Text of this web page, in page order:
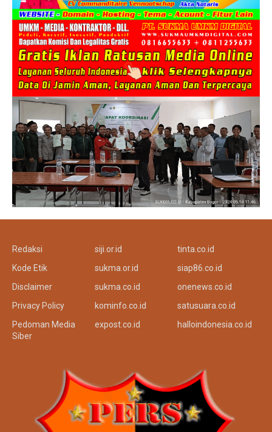
Redaksi
Kode Etik
Disclaimer
Privacy Policy
Pedoman Media
Siber
siji.or.id
sukma.or.id
sukma.co.id
kominfo.co.id
expost.co.id
tinta.co.id
siap86.co.id
onenews.co.id
satusuara.co.id
halloindonesia.co.id